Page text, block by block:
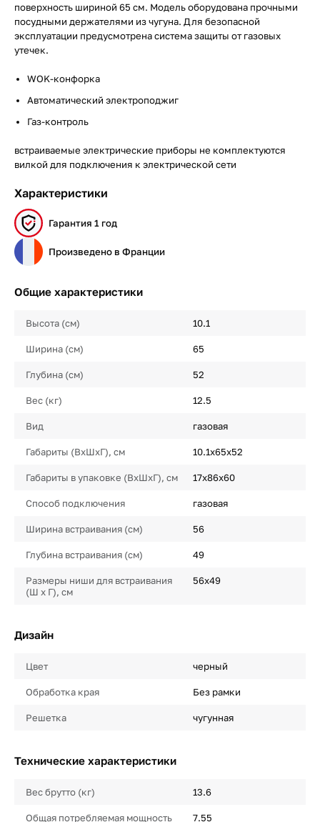
поверхность шириной 65 см. Модель оборудована прочными
посудными держателями из чугуна. Для безопасной
эксплуатации предусмотрена система защиты от газовых
утечек.
WOK-конфорка
Автоматический электроподжиг
Газ-контроль
встраиваемые электрические приборы не комплектуются
вилкой для подключения к электрической сети
Характеристики
Гарантия 1 год
Произведено в Франции
Общие характеристики
Высота (см) 10.1
Ширина (см) 65
Глубина (см) 52
Вес (кг) 12.5
Вид газовая
Габариты (ВхШхГ), см 10.1x65x52
Габариты в упаковке (ВхШхГ), см 17x86x60
Способ подключения газовая
Ширина встраивания (см) 56
Глубина встраивания (см) 49
Размеры ниши для встраивания
(Ш х Г), см
56x49
Дизайн
Цвет черный
Обработка края Без рамки
Решетка чугунная
Технические характеристики
Вес брутто (кг) 13.6
Общая потребляемая мощность 7.55